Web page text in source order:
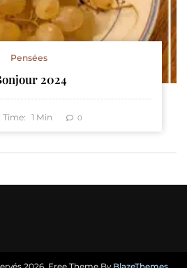
Pensées
2024
Time: 1 Min 0